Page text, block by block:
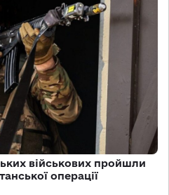
військових пройшли
операції